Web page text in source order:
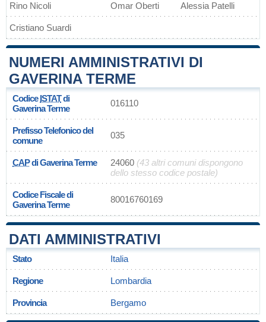
Rino Nicoli Omar Oberti Alessia Patelli
Cristiano Suardi
NUMERI AMMINISTRATIVI DI
GAVERINA TERME
CodiceISTATdi
Gaverina Terme
016110
Prefisso Telefonico del
comune
035
CAPdi Gaverina Terme 24060 (43 altri comuni dispongono
dello stesso codice postale)
Codice Fiscale di
Gaverina Terme
80016760169
DATI AMMINISTRATIVI
Stato Italia
Regione Lombardia
Provincia Bergamo